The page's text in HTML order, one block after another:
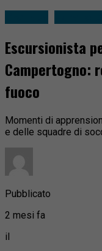
Escursionista
Campertogno:
fuoco
Momenti di
e delle squadre di
Pubblicato
2 mesi fa
il